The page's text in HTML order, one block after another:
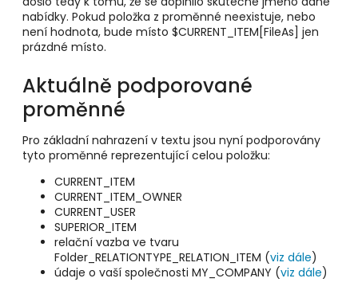
nabídky. Pokud položka z proměnné neexistuje, nebo
není hodnota, bude místo $CURRENT_ITEM[FileAs] jen
prázdné místo.
Aktuálně podporované
proměnné
Pro základní nahrazení v textu jsou nyní podporovány
tyto proměnné reprezentující celou položku:
CURRENT_ITEM
CURRENT_ITEM_OWNER
CURRENT_USER
SUPERIOR_ITEM
relační vazba ve tvaru
Folder_RELATIONTYPE_RELATION_ITEM (viz dále)
údaje o vaší společnosti MY_COMPANY (viz dále)